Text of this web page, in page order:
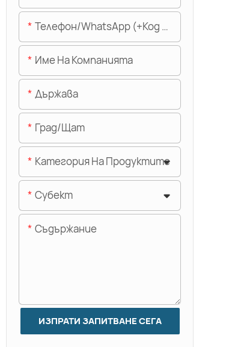
Телефон/WhatsApp (+Код На Областта)
Име На Компанията
Държава
Град/щат
Категория На Продуктите
Субект
Съдържание
ИЗПРАТИ ЗАПИТВАНЕ СЕГА